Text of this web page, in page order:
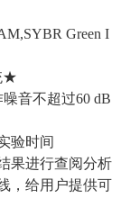
Green I
★
音不超过60 dB
验时间
果进行查阅分析
，给用户提供可